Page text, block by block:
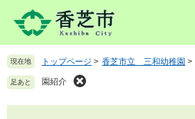
先
頭
す
を
飛
し
現在地 トップページ > 香芝市立 三和幼稚園 >
足あと 園紹介